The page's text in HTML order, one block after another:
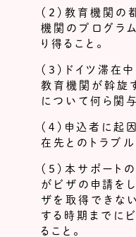
（２）教育機関の
機関のプログラ
り得ること。
（３）ドイツ滞
教育機関が斡旋
について何ら関
（４）申込者に
在先とのトラブ
（５）本サポート
がビザの申請を
ザを取得できな
する時期までに
ること。